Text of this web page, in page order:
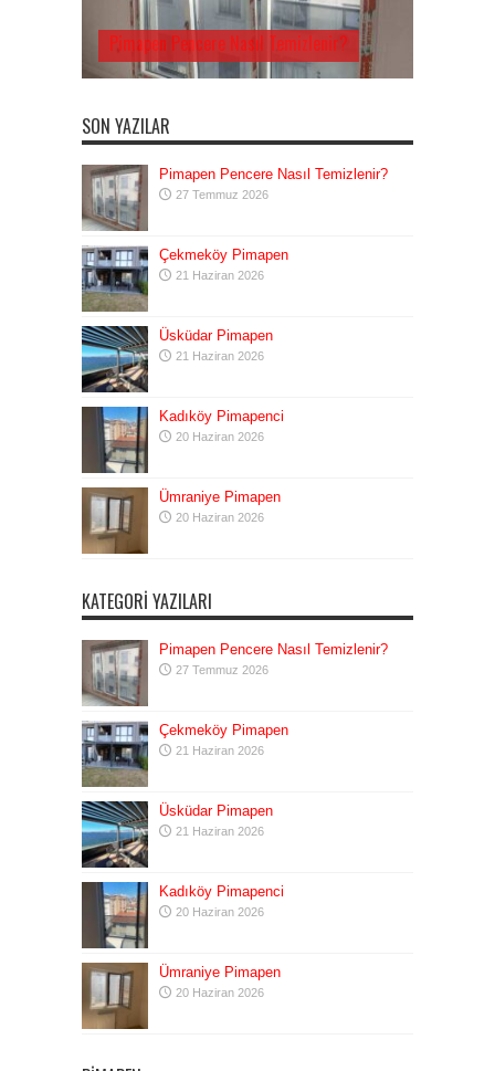
Pimapen Pencere Nasıl Temizlenir?
SON YAZILAR
Pimapen Pencere Nasıl Temizlenir?
27 Temmuz 2026
Çekmeköy Pimapen
21 Haziran 2026
Üsküdar Pimapen
21 Haziran 2026
Kadıköy Pimapenci
20 Haziran 2026
Ümraniye Pimapen
20 Haziran 2026
KATEGORI YAZILARI
Pimapen Pencere Nasıl Temizlenir?
27 Temmuz 2026
Çekmeköy Pimapen
21 Haziran 2026
Üsküdar Pimapen
21 Haziran 2026
Kadıköy Pimapenci
20 Haziran 2026
Ümraniye Pimapen
20 Haziran 2026